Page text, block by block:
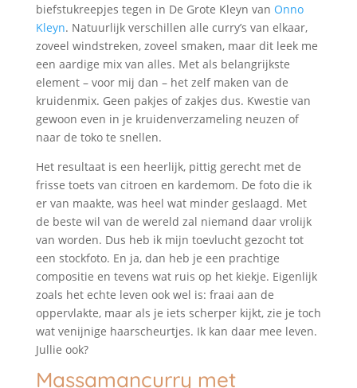
biefstukreepjes tegen in De Grote Kleyn van Onno
Kleyn. Natuurlijk verschillen alle curry’s van elkaar,
zoveel windstreken, zoveel smaken, maar dit leek me
een aardige mix van alles. Met als belangrijkste
element – voor mij dan – het zelf maken van de
kruidenmix. Geen pakjes of zakjes dus. Kwestie van
gewoon even in je kruidenverzameling neuzen of
naar de toko te snellen.
Het resultaat is een heerlijk, pittig gerecht met de
frisse toets van citroen en kardemom. De foto die ik
er van maakte, was heel wat minder geslaagd. Met
de beste wil van de wereld zal niemand daar vrolijk
van worden. Dus heb ik mijn toevlucht gezocht tot
een stockfoto. En ja, dan heb je een prachtige
compositie en tevens wat ruis op het kiekje. Eigenlijk
zoals het echte leven ook wel is: fraai aan de
oppervlakte, maar als je iets scherper kijkt, zie je toch
wat venijnige haarscheurtjes. Ik kan daar mee leven.
Jullie ook?
Massamancurry met